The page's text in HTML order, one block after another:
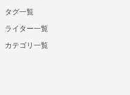
タグ一覧
ライター一覧
カテゴリ一覧